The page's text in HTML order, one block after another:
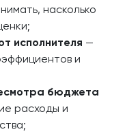
насколько
исполнителя —
и
бюджета
расходы и